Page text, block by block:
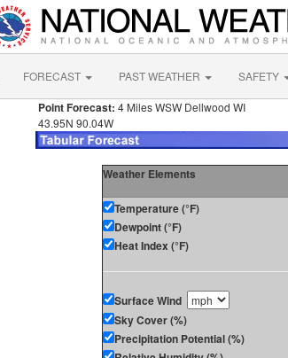
FORECAST PAST WEATHER SAFETY
Point Forecast: 4 Miles WSW Dellwood WI
43.95N 90.04W
Weather Elements
Temperature (°F)
Dewpoint (°F)
Heat Index (°F)
Surface Wind
Sky Cover (%)
Precipitation Potential (%)